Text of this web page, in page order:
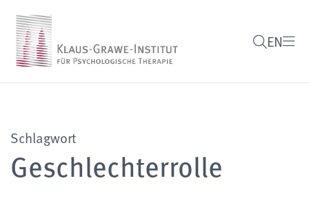
EN
Schlagwort
Geschlechterrolle